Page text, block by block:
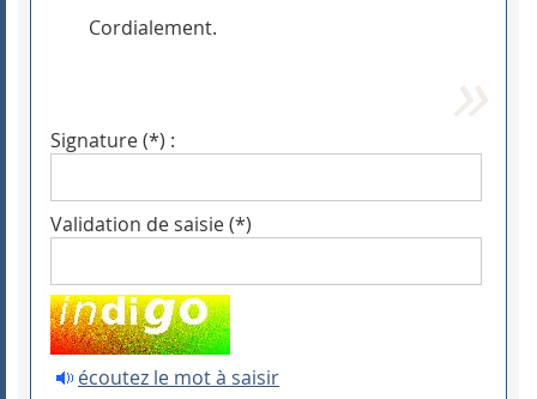
Cordialement.
Signature (*) :
Validation de saisie (*)
écoutez le mot à saisir